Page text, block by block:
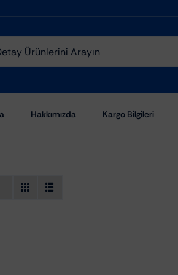
Hakkımızda Kargo Bilgileri